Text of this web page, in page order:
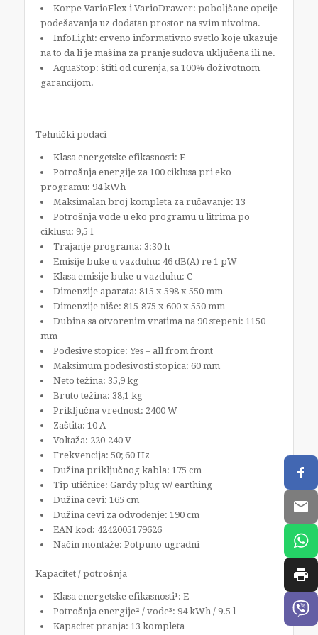
Korpe VarioFlex i VarioDrawer: poboljšane opcije
podešavanja uz dodatan prostor na svim nivoima.
InfoLight: crveno informativno svetlo koje ukazuje
na to da li je mašina za pranje sudova uključena ili ne.
AquaStop: štiti od curenja, sa 100% doživotnom
garancijom.
Tehnički podaci
Klasa energetske efikasnosti: E
Potrošnja energije za 100 ciklusa pri eko
programu: 94 kWh
Maksimalan broj kompleta za ručavanje: 13
Potrošnja vode u eko programu u litrima po
ciklusu: 9,5 l
Trajanje programa: 3:30 h
Emisije buke u vazduhu: 46 dB(A) re 1 pW
Klasa emisije buke u vazduhu: C
Dimenzije aparata: 815 x 598 x 550 mm
Dimenzije niše: 815-875 x 600 x 550 mm
Dubina sa otvorenim vratima na 90 stepeni: 1150
mm
Podesive stopice: Yes – all from front
Maksimum podesivosti stopica: 60 mm
Neto težina: 35,9 kg
Bruto težina: 38,1 kg
Priključna vrednost: 2400 W
Zaštita: 10 A
Voltaža: 220-240 V
Frekvencija: 50; 60 Hz
Dužina priključnog kabla: 175 cm
Tip utičnice: Gardy plug w/ earthing
Dužina cevi: 165 cm
Dužina cevi za odvođenje: 190 cm
EAN kod: 4242005179626
Način montaže: Potpuno ugradni
Kapacitet / potrošnja
Klasa energetske efikasnosti¹: E
Potrošnja energije² / vode³: 94 kWh / 9.5 l
Kapacitet pranja: 13 kompleta